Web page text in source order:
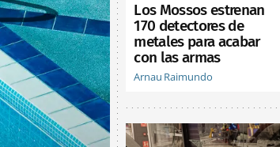
Los Mossos estrenan
170 detectores de
metales para acabar
con las armas
Arnau Raimundo